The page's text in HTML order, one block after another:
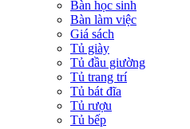
Bàn học sinh
Bàn làm việc
Giá sách
Tủ giày
Tủ đầu giường
Tủ trang trí
Tủ bát đĩa
Tủ rượu
Tủ bếp